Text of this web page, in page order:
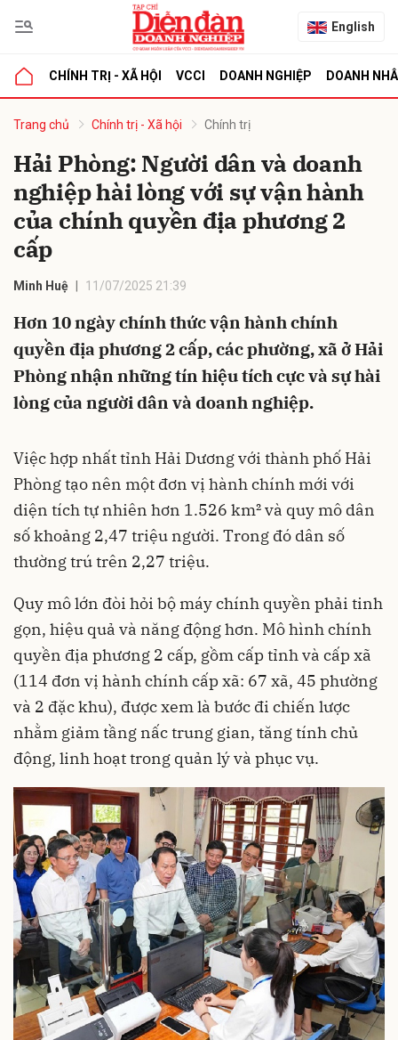
English
CHÍNH TRỊ - XÃ HỘI VCCI DOANH NGHIỆP DOANH
Trang chủ Chính trị - Xã hội Chính trị
Hải Phòng: Người dân và doanh
nghiệp hài lòng với sự vận hành
của chính quyền địa phương 2
cấp
Minh Huệ 11/07/2025 21:39
Hơn 10 ngày chính thức vận hành chính
quyền địa phương 2 cấp, các phường, xã ở Hải
Phòng nhận những tín hiệu tích cực và sự hài
lòng của người dân và doanh nghiệp.
Việc hợp nhất tỉnh Hải Dương với thành phố Hải
Phòng tạo nên một đơn vị hành chính mới với
diện tích tự nhiên hơn 1.526 km² và quy mô dân
số khoảng 2,47 triệu người. Trong đó dân số
thường trú trên 2,27 triệu.
Quy mô lớn đòi hỏi bộ máy chính quyền phải tinh
gọn, hiệu quả và năng động hơn. Mô hình chính
quyền địa phương 2 cấp, gồm cấp tỉnh và cấp xã
(114 đơn vị hành chính cấp xã: 67 xã, 45 phường
và 2 đặc khu), được xem là bước đi chiến lược
nhằm giảm tầng nấc trung gian, tăng tính chủ
động, linh hoạt trong quản lý và phục vụ.
luận